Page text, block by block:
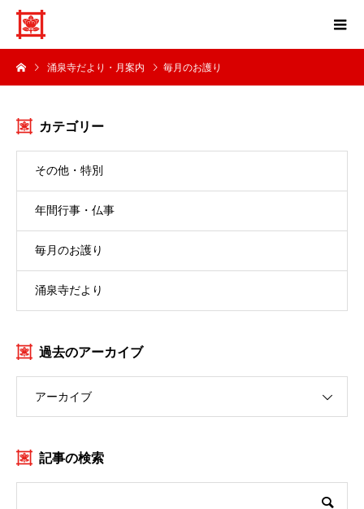
涌泉寺だより・月案内 毎月のお護り
カテゴリー
その他・特別
年間行事・仏事
毎月のお護り
涌泉寺だより
過去のアーカイブ
アーカイブ
記事の検索